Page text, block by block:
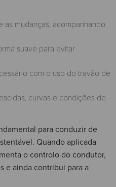
as mudanças, acompanhando
suave para evitar
com o uso do travão de
curvas e condições de
para conduzir de
Quando aplicada
o controlo do condutor,
e ainda contribui para a